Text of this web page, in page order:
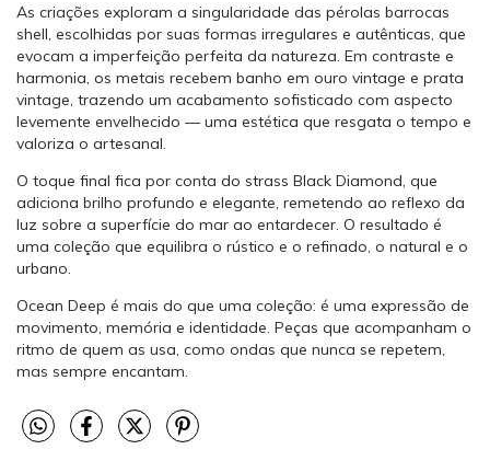
As criações exploram a singularidade das pérolas barrocas
shell, escolhidas por suas formas irregulares e autênticas, que
evocam a imperfeição perfeita da natureza. Em contraste e
harmonia, os metais recebem banho em ouro vintage e prata
vintage, trazendo um acabamento sofisticado com aspecto
levemente envelhecido — uma estética que resgata o tempo e
valoriza o artesanal.
O toque final fica por conta do strass Black Diamond, que
adiciona brilho profundo e elegante, remetendo ao reflexo da
luz sobre a superfície do mar ao entardecer. O resultado é
uma coleção que equilibra o rústico e o refinado, o natural e o
urbano.
Ocean Deep é mais do que uma coleção: é uma expressão de
movimento, memória e identidade. Peças que acompanham o
ritmo de quem as usa, como ondas que nunca se repetem,
mas sempre encantam.